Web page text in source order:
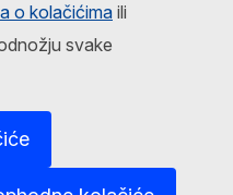
o kolačićima ili
svake